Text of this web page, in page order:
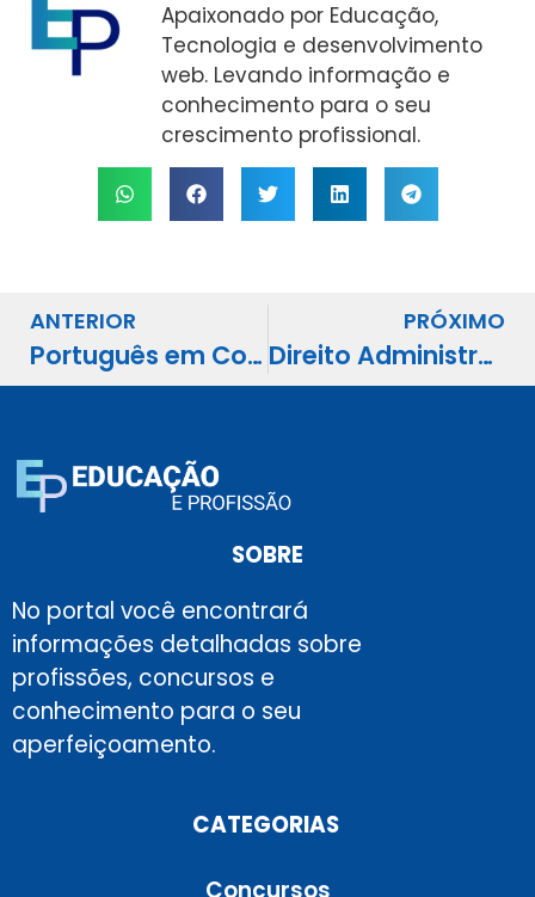
Apaixonado por Educação,
Tecnologia e desenvolvimento
web. Levando informação e
conhecimento para o seu
crescimento profissional.
ANTERIOR
Português em Concursos: Os 7 Tópicos que Mais Derrubam Notas
PRÓXIMO
Direito Administrativo: O Bloco que Decide Muitas Classificações
SOBRE
No portal você encontrará
informações detalhadas sobre
profissões, concursos e
conhecimento para o seu
aperfeiçoamento.
CATEGORIAS
Concursos